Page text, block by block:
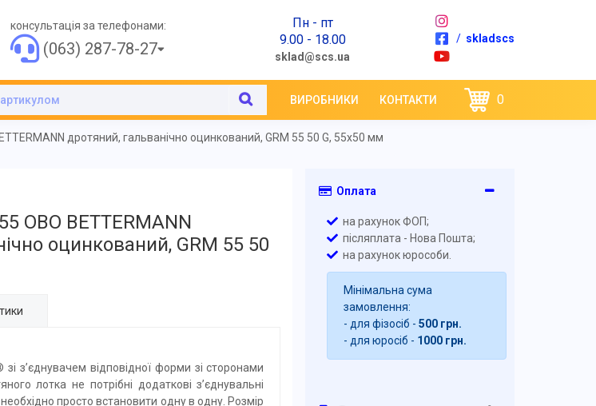
консультація за телефонами:
(063) 287-78-27
Пн - пт
9.00 - 18.00
sklad@scs.ua
/ skladscs
ВИРОБНИКИ КОНТАКТИ 0
дротяний, гальванічно оцинкований, GRM 55 50 G, 55x50 мм
OBO BETTERMANN
оцинкований, GRM 55 50
з’єднувачем відповідної форми зі сторонами
лотка не потрібні додаткові з’єднувальні
необхідно просто встановити одну в одну. Розмір
Оплата
на рахунок ФОП;
післяплата - Нова Пошта;
на рахунок юрособи.
Мінімальна сума
замовлення:
- для фізосіб - 500 грн.
- для юросіб - 1000 грн.